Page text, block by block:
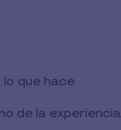
que hace
de la experiencia